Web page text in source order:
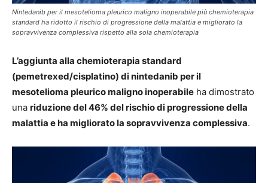
Nintedanib per il mesotelioma pleurico maligno inoperabile più chemioterapia
standard ha ridotto il rischio di progressione della malattia e migliorato la
sopravvivenza complessiva rispetto alla sola chemioterapia
L’aggiunta alla chemioterapia standard
(pemetrexed/cisplatino) di nintedanib per il
mesotelioma pleurico maligno inoperabile ha dimostrato
una riduzione del 46% del rischio di progressione della
malattia e ha migliorato la sopravvivenza complessiva.